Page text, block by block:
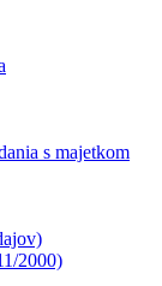
s majetkom
2000)